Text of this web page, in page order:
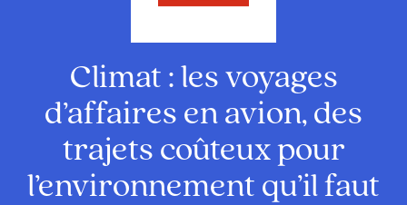
Climat : les voyages
d’affaires en avion, des
trajets coûteux pour
l’environnement qu’il faut